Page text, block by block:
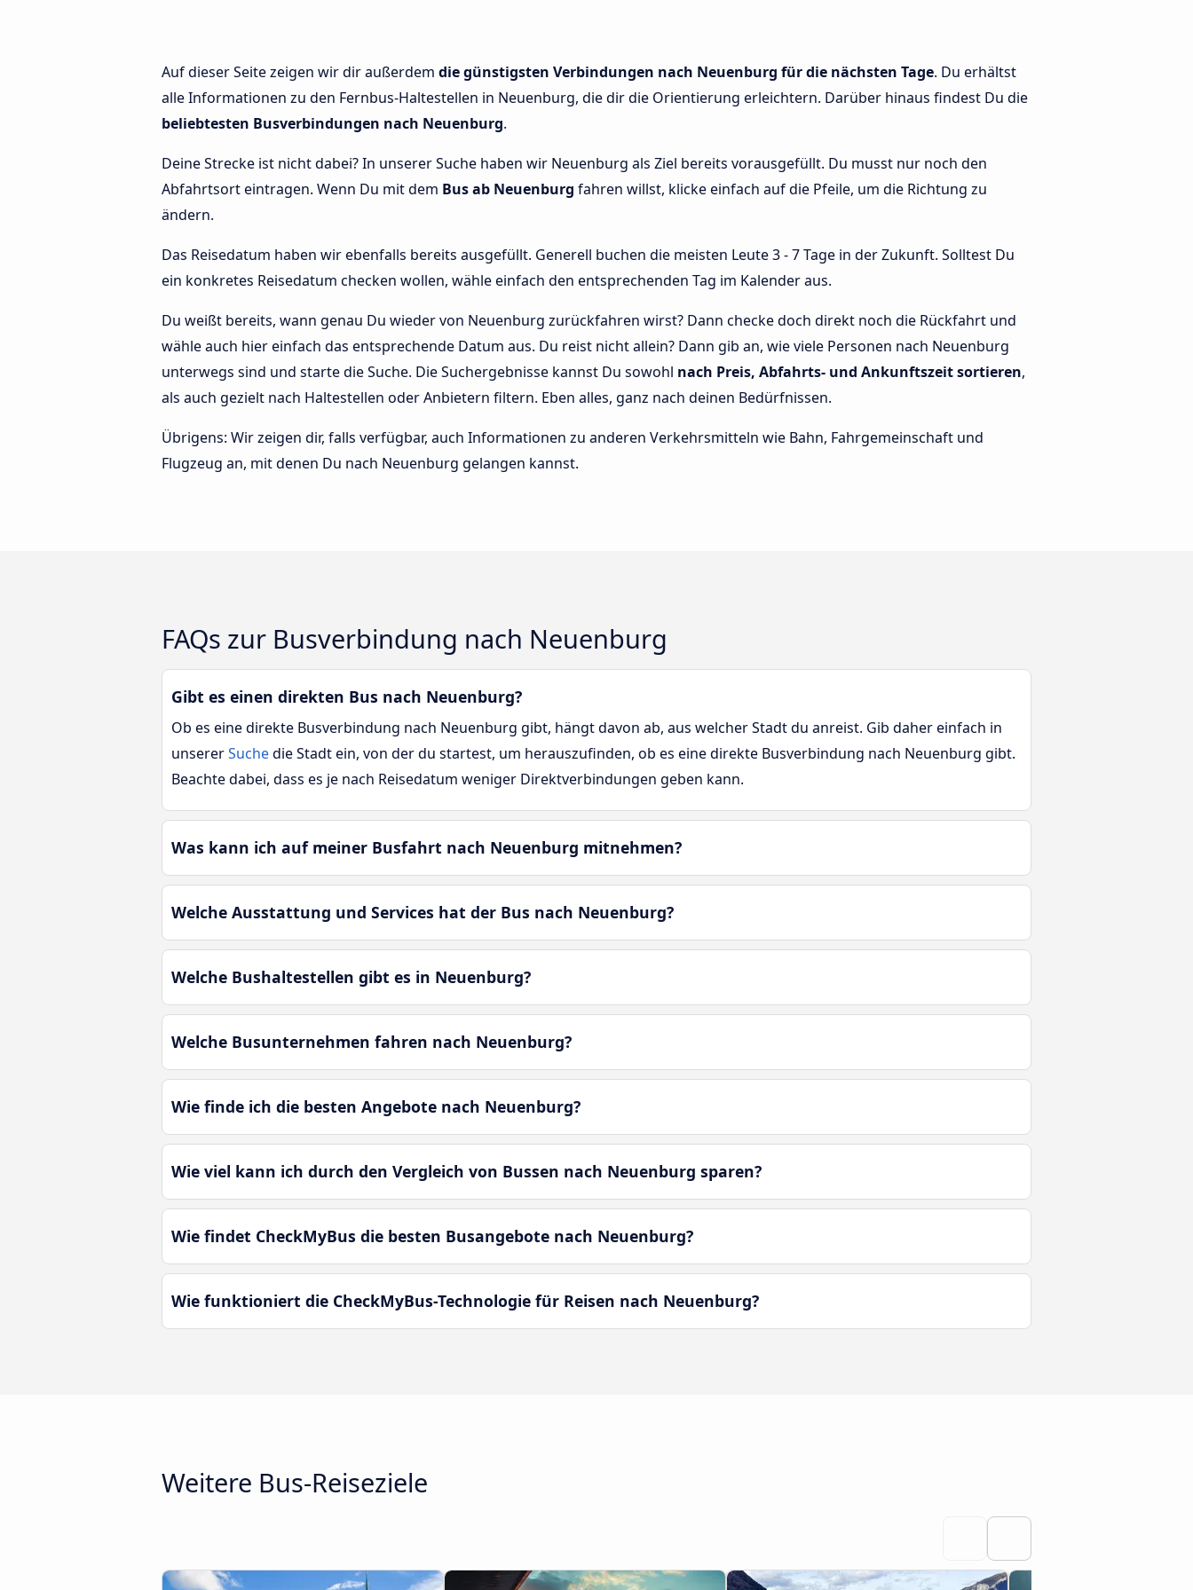
Auf dieser Seite zeigen wir dir außerdem die günstigsten Verbindungen nach Neuenburg für die nächsten Tage. Du erhältst
alle Informationen zu den Fernbus-Haltestellen in Neuenburg, die dir die Orientierung erleichtern. Darüber hinaus findest Du die
beliebtesten Busverbindungen nach Neuenburg.
Deine Strecke ist nicht dabei? In unserer Suche haben wir Neuenburg als Ziel bereits vorausgefüllt. Du musst nur noch den
Abfahrtsort eintragen. Wenn Du mit dem Bus ab Neuenburg fahren willst, klicke einfach auf die Pfeile, um die Richtung zu
ändern.
Das Reisedatum haben wir ebenfalls bereits ausgefüllt. Generell buchen die meisten Leute 3 - 7 Tage in der Zukunft. Solltest Du
ein konkretes Reisedatum checken wollen, wähle einfach den entsprechenden Tag im Kalender aus.
Du weißt bereits, wann genau Du wieder von Neuenburg zurückfahren wirst? Dann checke doch direkt noch die Rückfahrt und
wähle auch hier einfach das entsprechende Datum aus. Du reist nicht allein? Dann gib an, wie viele Personen nach Neuenburg
unterwegs sind und starte die Suche. Die Suchergebnisse kannst Du sowohl nach Preis, Abfahrts- und Ankunftszeit sortieren,
als auch gezielt nach Haltestellen oder Anbietern filtern. Eben alles, ganz nach deinen Bedürfnissen.
Übrigens: Wir zeigen dir, falls verfügbar, auch Informationen zu anderen Verkehrsmitteln wie Bahn, Fahrgemeinschaft und
Flugzeug an, mit denen Du nach Neuenburg gelangen kannst.
FAQs zur Busverbindung nach Neuenburg
Gibt es einen direkten Bus nach Neuenburg?
Ob es eine direkte Busverbindung nach Neuenburg gibt, hängt davon ab, aus welcher Stadt du anreist. Gib daher einfach in
unsererSuchedie Stadt ein, von der du startest, um herauszufinden, ob es eine direkte Busverbindung nach Neuenburg gibt.
Beachte dabei, dass es je nach Reisedatum weniger Direktverbindungen geben kann.
Was kann ich auf meiner Busfahrt nach Neuenburg mitnehmen?
Welche Ausstattung und Services hat der Bus nach Neuenburg?
Welche Bushaltestellen gibt es in Neuenburg?
Welche Busunternehmen fahren nach Neuenburg?
Wie finde ich die besten Angebote nach Neuenburg?
Wie viel kann ich durch den Vergleich von Bussen nach Neuenburg sparen?
Wie findet CheckMyBus die besten Busangebote nach Neuenburg?
Wie funktioniert die CheckMyBus-Technologie für Reisen nach Neuenburg?
Weitere Bus-Reiseziele